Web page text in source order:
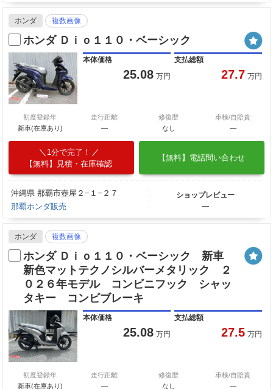
ホンダ 複数画像
ホンダ Ｄｉｏ１１０・ベーシック
本体価格
25.08 万円
支払総額
27.7 万円
初度登録年
新車(在庫あり)
走行距離
―
修復歴
なし
車検/自賠責
―
1分で完了！
【無料】見積・在庫確認
【無料】電話問い合わせ
沖縄県 那覇市壺屋２−１−２７
那覇ホンダ販売
ショップレビュー
―
ホンダ 複数画像
ホンダ Ｄｉｏ１１０・ベーシック 新車
新色マットテクノシルバーメタリック ２
０２６年モデル コンビニフック シャッ
タキー コンビブレーキ
本体価格
25.08 万円
支払総額
27.5 万円
初度登録年
新車(在庫あり)
走行距離
―
修復歴
なし
車検/自賠責
―